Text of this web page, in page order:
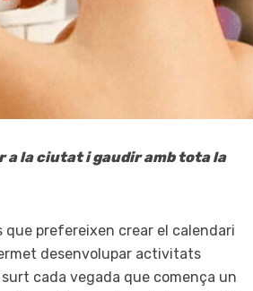
la ciutat i gaudir amb tota la
que prefereixen crear el calendari
desenvolupar activitats
cada vegada que comença un